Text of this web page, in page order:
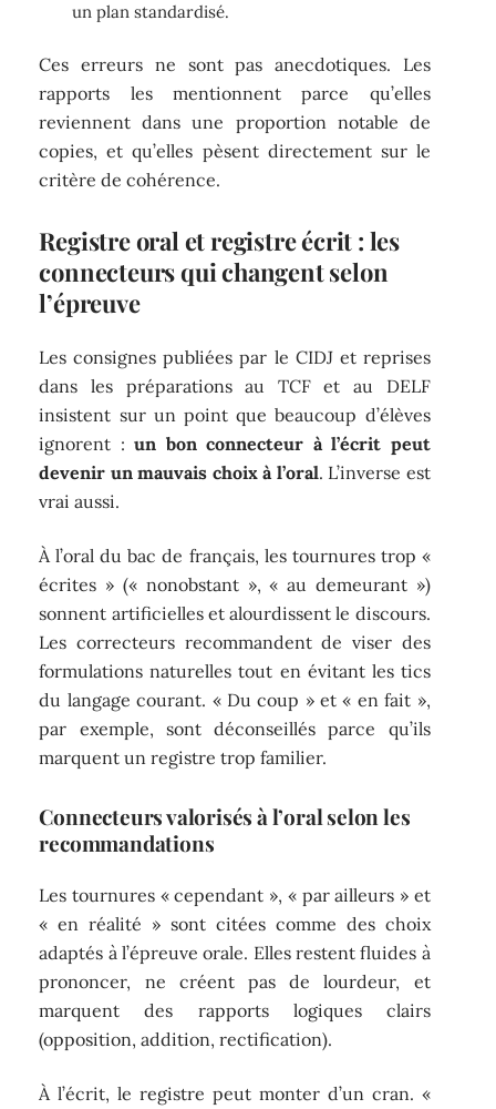
un plan standardisé.
Ces erreurs ne sont pas anecdotiques. Les
rapports les mentionnent parce qu’elles
reviennent dans une proportion notable de
copies, et qu’elles pèsent directement sur le
critère de cohérence.
Registre oral et registre écrit : les
connecteurs qui changent selon
l’épreuve
Les consignes publiées par le CIDJ et reprises
dans les préparations au TCF et au DELF
insistent sur un point que beaucoup d’élèves
ignorent :un bon connecteur à l’écrit peut
devenir un mauvais choix à l’oral. L’inverse est
vrai aussi.
À l’oral du bac de français, les tournures trop «
écrites » (« nonobstant », « au demeurant »)
sonnent artificielles et alourdissent le discours.
Les correcteurs recommandent de viser des
formulations naturelles tout en évitant les tics
du langage courant. « Du coup » et « en fait »,
par exemple, sont déconseillés parce qu’ils
marquent un registre trop familier.
Connecteurs valorisés à l’oral selon les
recommandations
Les tournures « cependant », « par ailleurs » et
« en réalité » sont citées comme des choix
adaptés à l’épreuve orale. Elles restent fluides à
prononcer, ne créent pas de lourdeur, et
marquent des rapports logiques clairs
(opposition, addition, rectification).
À l’écrit, le registre peut monter d’un cran. «